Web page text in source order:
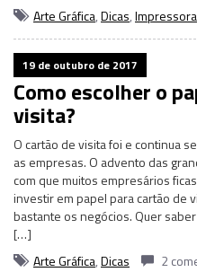
Arte Gráfica,Dicas,Impressora
19 de outubro de 2017
Como escolher o
visita?
O cartão de visita foi e continua
as empresas. O advento das
com que muitos empresários
investir em papel para cartão de
bastante os negócios. Quer
[…]
Arte Gráfica,Dicas 2